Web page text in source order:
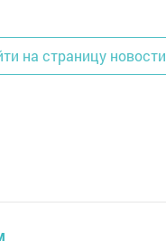
на страницу новости